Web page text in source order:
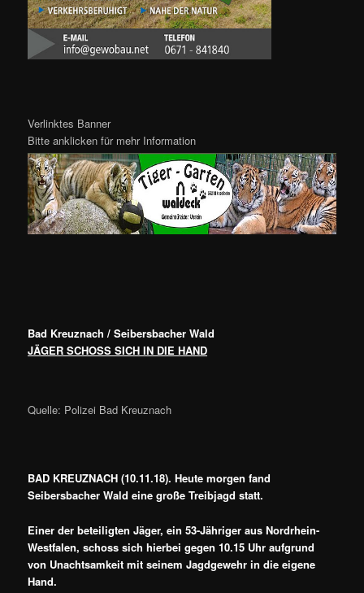
Verlinktes Banner
Bitte anklicken für mehr Information
Bad Kreuznach / Seibersbacher Wald
JÄGER SCHOSS SICH IN DIE HAND
Quelle: Polizei Bad Kreuznach
BAD KREUZNACH (10.11.18). Heute morgen fand
Seibersbacher Wald eine große Treibjagd statt.
Einer der beteiligten Jäger, ein 53-Jähriger aus Nordrhein-
Westfalen, schoss sich hierbei gegen 10.15 Uhr aufgrund
von Unachtsamkeit mit seinem Jagdgewehr in die eigene
Hand.